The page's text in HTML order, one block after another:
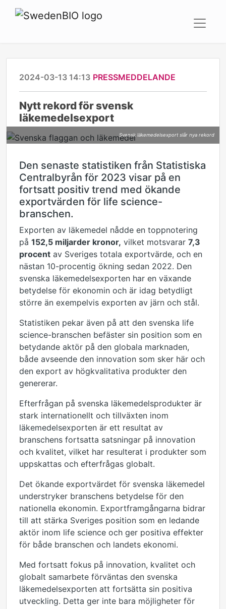
2024-03-13 14:13 PRESSMEDDELANDE
Nytt rekord för svensk
läkemedelsexport
Svensk läkemedelsexport slår nya rekord
Den senaste statistiken från Statistiska
Centralbyrån för 2023 visar på en
fortsatt positiv trend med ökande
exportvärden för life science-
branschen.
Exporten av läkemedel nådde en toppnotering
på 152,5 miljarder kronor, vilket motsvarar 7,3
procent av Sveriges totala exportvärde, och en
nästan 10-procentig ökning sedan 2022. Den
svenska läkemedelsexporten har en växande
betydelse för ekonomin och är idag betydligt
större än exempelvis exporten av järn och stål.
Statistiken pekar även på att den svenska life
science-branschen befäster sin position som en
betydande aktör på den globala marknaden,
både avseende den innovation som sker här och
den export av högkvalitativa produkter den
genererar.
Efterfrågan på svenska läkemedelsprodukter är
stark internationellt och tillväxten inom
läkemedelsexporten är ett resultat av
branschens fortsatta satsningar på innovation
och kvalitet, vilket har resulterat i produkter som
uppskattas och efterfrågas globalt.
Det ökande exportvärdet för svenska läkemedel
understryker branschens betydelse för den
nationella ekonomin. Exportframgångarna bidrar
till att stärka Sveriges position som en ledande
aktör inom life science och ger positiva effekter
för både branschen och landets ekonomi.
Med fortsatt fokus på innovation, kvalitet och
globalt samarbete förväntas den svenska
läkemedelsexporten att fortsätta sin positiva
utveckling. Detta ger inte bara möjligheter för